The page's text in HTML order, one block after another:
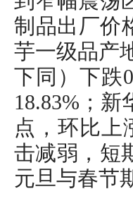
制品出厂价
芋一级品产
下同）下跌
18.83%；新
点，环比上
击减弱，短
元旦与春节